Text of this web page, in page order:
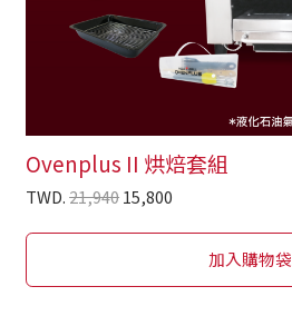
Ovenplus II 烘焙套組
TWD.21,94015,800
加入購物袋